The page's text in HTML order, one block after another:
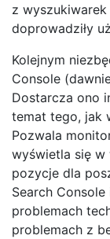
z
doprowadziły
Kolejnym
Console
Dostarcza ono
temat tego, jak
Pozwala
wyświetla się w
pozycje dla
Search
problemach
problemach z